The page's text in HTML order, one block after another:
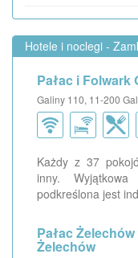
Hotele i noclegi -
Pałac i Folwark
Galiny 110, 11-200
Każdy z 37
inny. Wyjątkowa
podkreślona jest
Pałac
Żelechów